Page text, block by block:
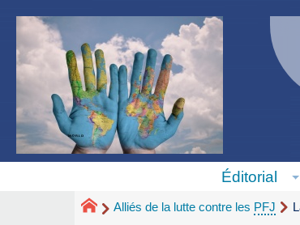
Éditorial
Alliés de la lutte contre les PFJ